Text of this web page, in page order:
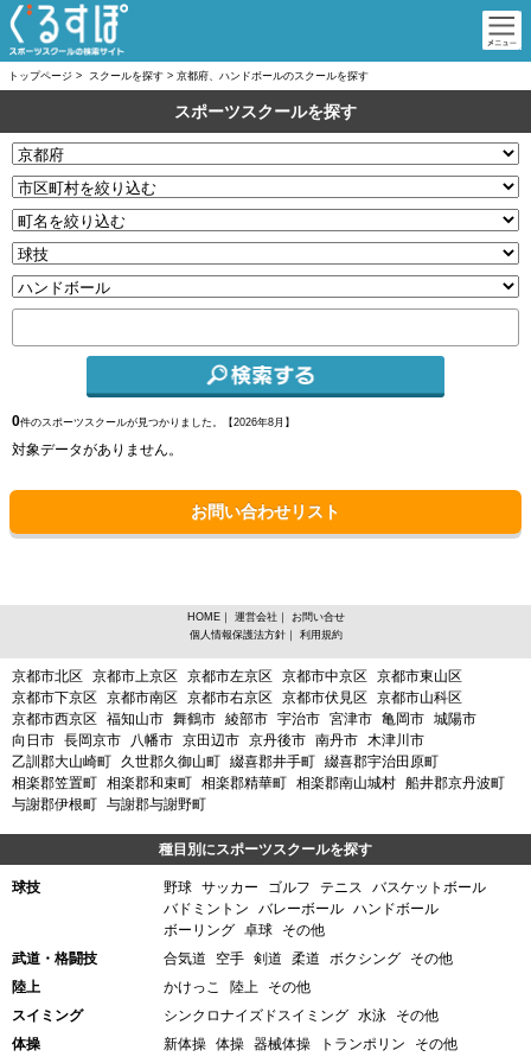
トップページ > スクールを探す > 京都府、ハンドボールのスクールを探す
スポーツスクールを探す
0件のスポーツスクールが見つかりました。【2026年8月】
対象データがありません。
お問い合わせリスト
京都府、ハンドボールからスポーツスクールを探す
京都市北区 京都市上京区 京都市左京区 京都市中京区
京都市東山区
京都市下京区
京都市南区 京都市右京区 京都市伏見区
京都市山科区
京都市西京区
福知山市 舞鶴市 綾部市 宇治市 宮津市 亀岡市 城陽市
向日市 長岡京市 八幡市 京田辺市 京丹後市 南丹市 木津川市
乙訓郡大山崎町
久世郡久御山町 綴喜郡井手町 綴喜郡宇治田原町
相楽郡笠置町 相楽郡和束町 相楽郡精華町 相楽郡南山城村 船井郡京丹波町
与謝郡伊根町 与謝郡与謝野町
種目別にスポーツスクールを探す
球技 野球 サッカー ゴルフ テニス
バスケットボール
バドミントン
バレーボール ハンドボール
ボーリング 卓球
その他
武道・格闘技
合気道 空手 剣道 柔道 ボクシング
その他
陸上
かけっこ 陸上
その他
スイミング
シンクロナイズドスイミング 水泳
その他
体操
新体操 体操 器械体操 トランポリン その他
HOME｜ 運営会社 ｜
お問い合せ
個人情報保護法方針｜ 利用規約